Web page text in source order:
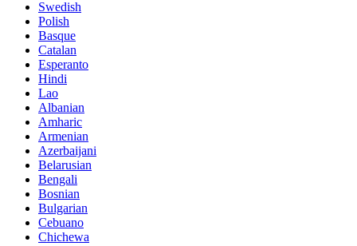
Swedish
Polish
Basque
Catalan
Esperanto
Hindi
Lao
Albanian
Amharic
Armenian
Azerbaijani
Belarusian
Bengali
Bosnian
Bulgarian
Cebuano
Chichewa